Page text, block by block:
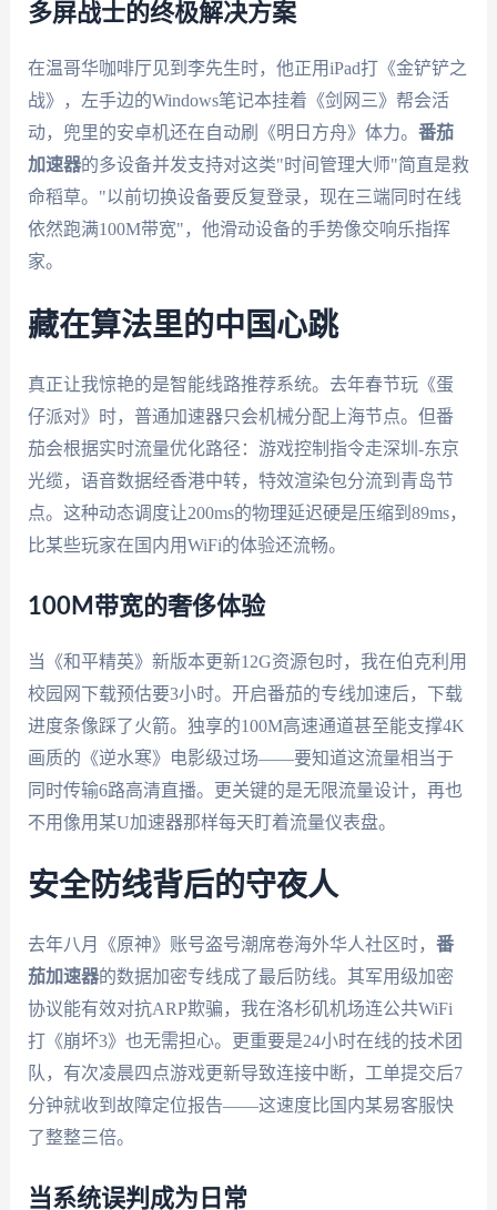
多屏战士的终极解决方案
在温哥华咖啡厅见到李先生时，他正用iPad打《金铲铲之
战》，左手边的Windows笔记本挂着《剑网三》帮会活
动，兜里的安卓机还在自动刷《明日方舟》体力。 番茄
加速器的多设备并发支持对这类"时间管理大师"简直是救
命稻草。"以前切换设备要反复登录，现在三端同时在线
依然跑满100M带宽"，他滑动设备的手势像交响乐指挥
家。
藏在算法里的中国心跳
真正让我惊艳的是智能线路推荐系统。去年春节玩《蛋
仔派对》时，普通加速器只会机械分配上海节点。但番
茄会根据实时流量优化路径：游戏控制指令走深圳-东京
光缆，语音数据经香港中转，特效渲染包分流到青岛节
点。这种动态调度让200ms的物理延迟硬是压缩到89ms，
比某些玩家在国内用WiFi的体验还流畅。
100M带宽的奢侈体验
当《和平精英》新版本更新12G资源包时，我在伯克利用
校园网下载预估要3小时。开启番茄的专线加速后，下载
进度条像踩了火箭。独享的100M高速通道甚至能支撑4K
画质的《逆水寒》电影级过场——要知道这流量相当于
同时传输6路高清直播。更关键的是无限流量设计，再也
不用像用某U加速器那样每天盯着流量仪表盘。
安全防线背后的守夜人
去年八月《原神》账号盗号潮席卷海外华人社区时， 番
茄加速器的数据加密专线成了最后防线。其军用级加密
协议能有效对抗ARP欺骗，我在洛杉矶机场连公共WiFi
打《崩坏3》也无需担心。更重要是24小时在线的技术团
队，有次凌晨四点游戏更新导致连接中断，工单提交后7
分钟就收到故障定位报告——这速度比国内某易客服快
了整整三倍。
当系统误判成为日常